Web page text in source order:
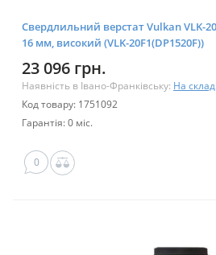
Свердлильний верстат Vulkan VLK-
16 мм, високий (VLK-20F1(DP1520F))
23 096 грн.
Наявність в Івано-Франківську: На
Код товару: 1751092
Гарантія: 0 міс.
0